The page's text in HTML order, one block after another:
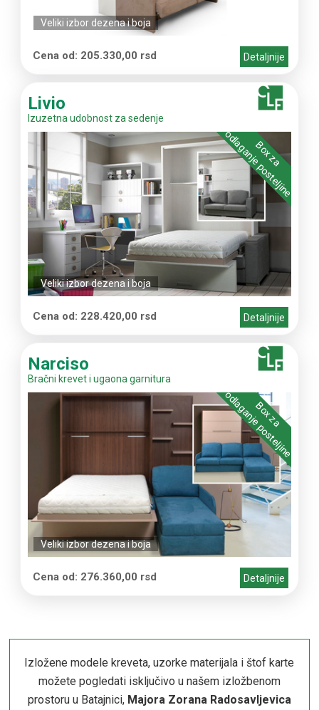
Veliki izbor dezena i boja
Detaljnije
Cena od: 205.330,00 rsd
Livio
Izuzetna udobnost za sedenje
Box za
odlaganje posteljine
Veliki izbor dezena i boja
Detaljnije
Cena od: 228.420,00 rsd
Narciso
Bračni krevet i ugaona garnitura
Box za
odlaganje posteljine
Veliki izbor dezena i boja
Cena od: 276.360,00 rsd Detaljnije
Izložene modele kreveta, uzorke materijala i štof karte
možete pogledati isključivo u našem izložbenom
prostoru u Batajnici, Majora Zorana Radosavljevica